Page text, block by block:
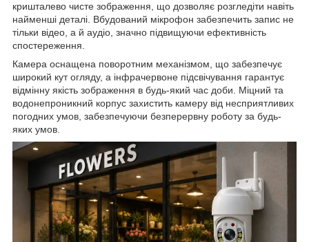
кришталево чисте зображення, що дозволяє розгледіти навіть
найменші деталі. Вбудований мікрофон забезпечить запис не
тільки відео, а й аудіо, значно підвищуючи ефективність
спостереження.
Камера оснащена поворотним механізмом, що забезпечує
широкий кут огляду, а інфрачервоне підсвічування гарантує
відмінну якість зображення в будь-який час доби. Міцний та
водонепроникний корпус захистить камеру від несприятливих
погодних умов, забезпечуючи безперервну роботу за будь-
яких умов.